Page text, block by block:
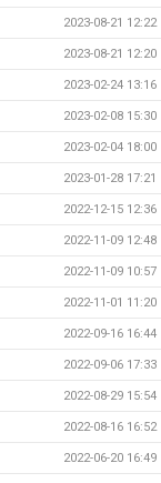
2023-08-21 12:22
2023-08-21 12:20
2023-02-24 13:16
2023-02-08 15:30
2023-02-04 18:00
2023-01-28 17:21
2022-12-15 12:36
2022-11-09 12:48
2022-11-09 10:57
2022-11-01 11:20
2022-09-16 16:44
2022-09-06 17:33
2022-08-29 15:54
2022-08-16 16:52
2022-06-20 16:49